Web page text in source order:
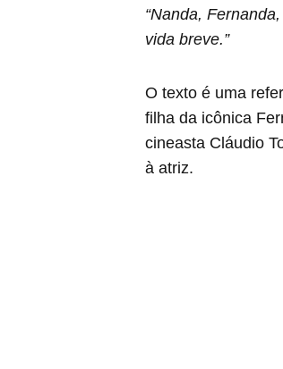
“Nanda,
vida breve.”
O texto é uma
filha da icônica
cineasta Cláudio
à atriz.